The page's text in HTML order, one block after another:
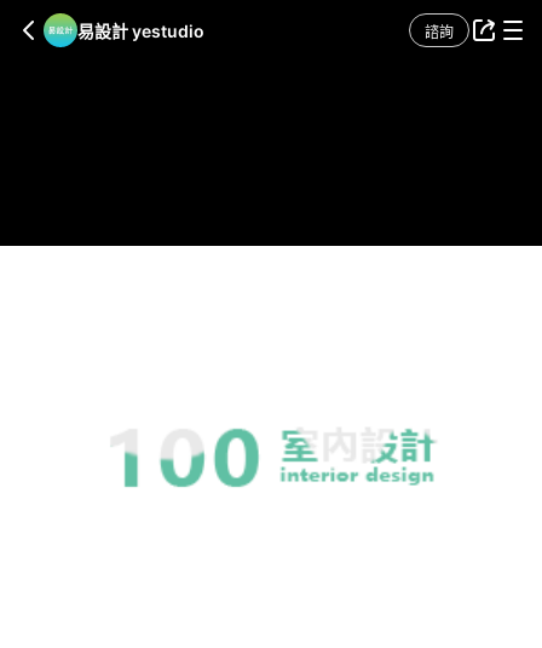
易設計 yestudio 諮詢